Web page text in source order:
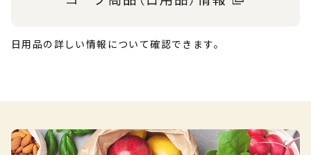
日用品の詳しい情報について確認できます。